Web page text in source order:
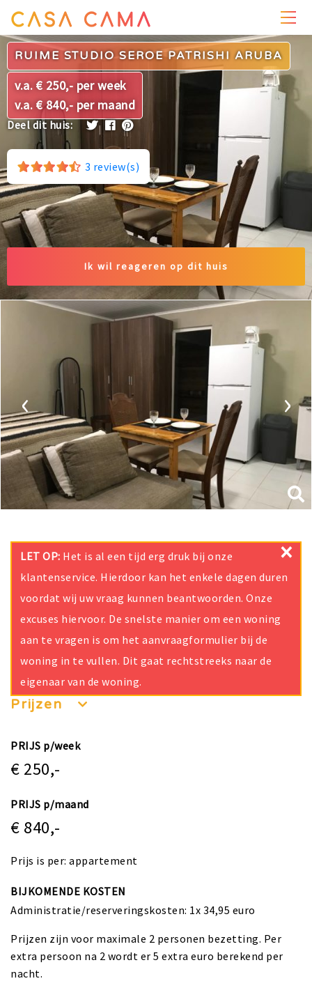
PRIJZEN WONING OMGEVING REVIEWS
RUIME STUDIO SEROE PATRISHI ARUBA
v.a. € 250,- per week
v.a. € 840,- per maand
Deel dit huis:
3 review(s)
Ik wil reageren op dit huis
‹ ›
×
LET OP: Het is al een tijd erg druk bij onze
klantenservice. Hierdoor kan het enkele dagen duren
voordat wij uw vraag kunnen beantwoorden. Onze
excuses hiervoor. De snelste manier om een woning
aan te vragen is om het aanvraagformulier bij de
woning in te vullen. Dit gaat rechtstreeks naar de
eigenaar van de woning.
Prijzen
PRIJS p/week
€ 250,-
PRIJS p/maand
€ 840,-
Prijs is per: appartement
BIJKOMENDE KOSTEN
Administratie/reserveringskosten: 1x 34,95 euro
Prijzen zijn voor maximale 2 personen bezetting. Per
extra persoon na 2 wordt er 5 extra euro berekend per
nacht.